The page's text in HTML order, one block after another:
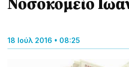
18 Ιούλ 2016 • 08:25